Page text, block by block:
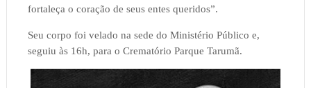
fortaleça o coração de seus entes queridos”.
Seu corpo foi velado na sede do Ministério Público e,
seguiu às 16h, para o Crematório Parque Tarumã.